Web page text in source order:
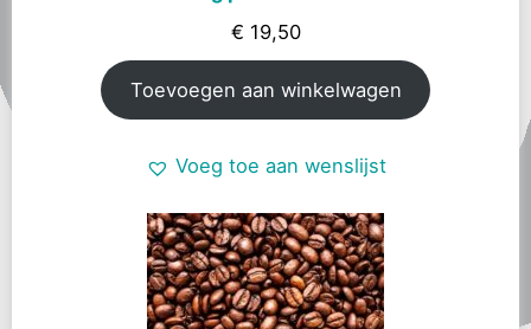
€ 19,50
Toevoegen aan winkelwagen
Voeg toe aan wenslijst